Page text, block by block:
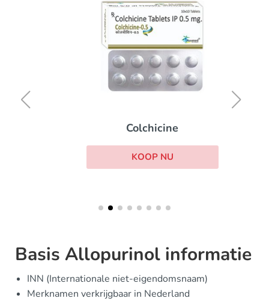
Colchicine
KOOP NU
Basis Allopurinol informatie
INN (Internationale niet-eigendomsnaam)
Merknamen verkrijgbaar in Nederland